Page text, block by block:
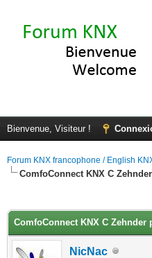
Bienvenue, Visiteur !
Forum KNX francophone / English
ComfoConnect KNX C
ComfoConnect KNX C Zehnder
NicNac